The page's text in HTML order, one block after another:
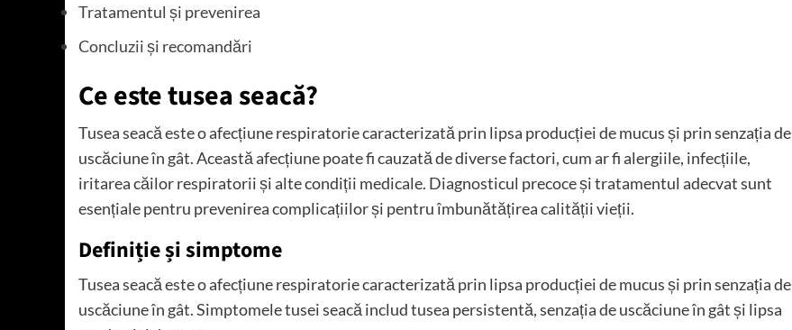
Tratamentul și prevenirea
Concluzii și recomandări
Ce este tusea seacă?
Tusea seacă este o afecțiune respiratorie caracterizată prin lipsa producției de mucus și prin senzația de
uscăciune în gât. Această afecțiune poate fi cauzată de diverse factori, cum ar fi alergiile, infecțiile,
iritarea căilor respiratorii și alte condiții medicale. Diagnosticul precoce și tratamentul adecvat sunt
esențiale pentru prevenirea complicațiilor și pentru îmbunătățirea calității vieții.
Definiție și simptome
Tusea seacă este o afecțiune respiratorie caracterizată prin lipsa producției de mucus și prin senzația de
uscăciune în gât. Simptomele tusei seacă includ tusea persistentă, senzația de uscăciune în gât și lipsa